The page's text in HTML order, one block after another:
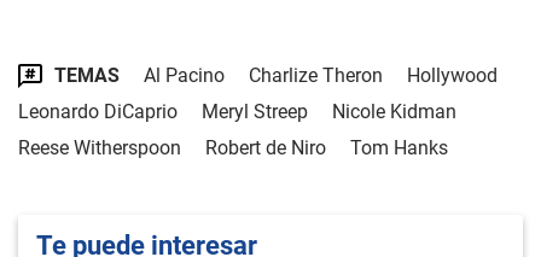
TEMAS Al Pacino Charlize Theron
Hollywood
Leonardo DiCaprio
Meryl Streep
Nicole Kidman
Reese Witherspoon
Robert de Niro Tom Hanks
Te puede interesar